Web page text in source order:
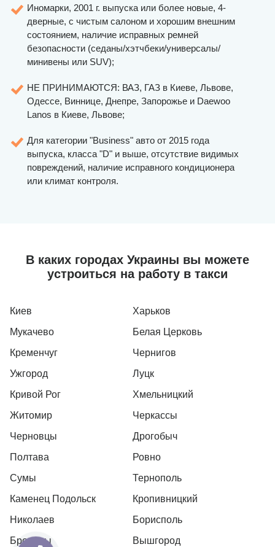
Иномарки, 2001 г. выпуска или более новые, 4-
дверные, с чистым салоном и хорошим внешним
состоянием, наличие исправных ремней
безопасности (седаны/хэтчбеки/универсалы/
минивены или SUV);
НЕ ПРИНИМАЮТСЯ: ВАЗ, ГАЗ в Киеве, Львове,
Одессе, Виннице, Днепре, Запорожье и Daewoo
Lanos в Киеве, Львове;
Для категории "Business" авто от 2015 года
выпуска, класса "D" и выше, отсутствие видимых
повреждений, наличие исправного кондиционера
или климат контроля.
В каких городах Украины вы можете
устроиться на работу в такси
Киев
Харьков
Мукачево
Белая Церковь
Кременчуг
Чернигов
Ужгород
Луцк
Кривой Рог
Хмельницкий
Житомир
Черкассы
Черновцы
Дрогобыч
Полтава
Ровно
Сумы
Тернополь
Каменец Подольск
Кропивницкий
Николаев
Борисполь
Бровары
Вышгород